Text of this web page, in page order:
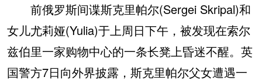
前俄罗斯间谍斯克里帕尔(Sergei Skripal)和
女儿尤莉娅(Yulia)于上周日下午，被发现在索尔
兹伯里一家购物中心的一条长凳上昏迷不醒。英
国警方7日向外界披露，斯克里帕尔父女遭遇一